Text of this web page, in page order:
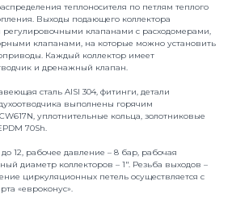
теплоносителя по петлям теплого
Выходы подающего коллектора
клапанами с расходомерами,
клапанами, на которые можно установить
Каждый коллектор имеет
и дренажный клапан.
сталь AISI 304, фитинги, детали
выполнены горячим
уплотнительные кольца, золотниковые
70Sh.
12, рабочее давление – 8 бар, рабочая
диаметр коллекторов – 1". Резьба выходов –
циркуляционных петель осуществляется с
«евроконус».